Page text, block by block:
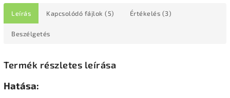
Leírás Kapcsolódó fájlok (5) Értékelés (3)
Beszélgetés
Termék részletes leírása
Hatása: